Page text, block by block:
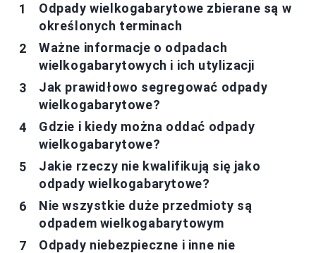
Odpady wielkogabarytowe zbierane są w
określonych terminach
Ważne informacje o odpadach
wielkogabarytowych i ich utylizacji
Jak prawidłowo segregować odpady
wielkogabarytowe?
Gdzie i kiedy można oddać odpady
wielkogabarytowe?
Jakie rzeczy nie kwalifikują się jako
odpady wielkogabarytowe?
Nie wszystkie duże przedmioty są
odpadem wielkogabarytowym
Odpady niebezpieczne i inne nie